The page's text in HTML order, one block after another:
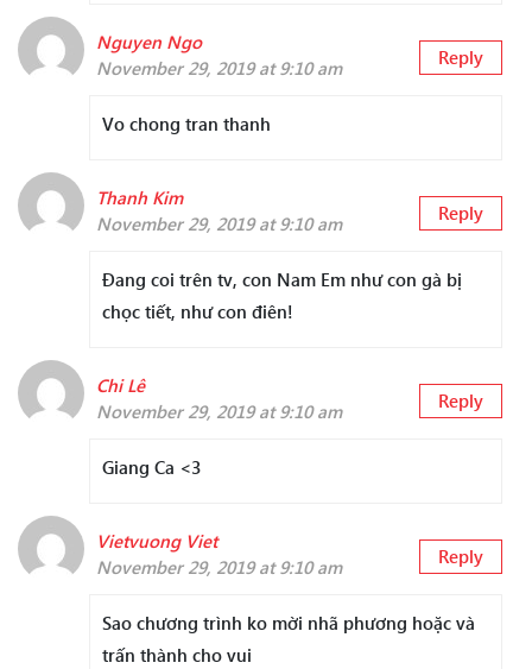
Nguyen Ngo
November 29, 2019 at 9:10 am
Reply
Vo chong tran thanh
Thanh Kim
November 29, 2019 at 9:10 am
Reply
Đang coi trên tv, con Nam Em như con gà bị
chọc tiết, như con điên!
Chi Lê
November 29, 2019 at 9:10 am
Reply
Giang Ca <3
Vietvuong Viet
November 29, 2019 at 9:10 am
Reply
Sao chương trình ko mời nhã phương hoặc và
trấn thành cho vui